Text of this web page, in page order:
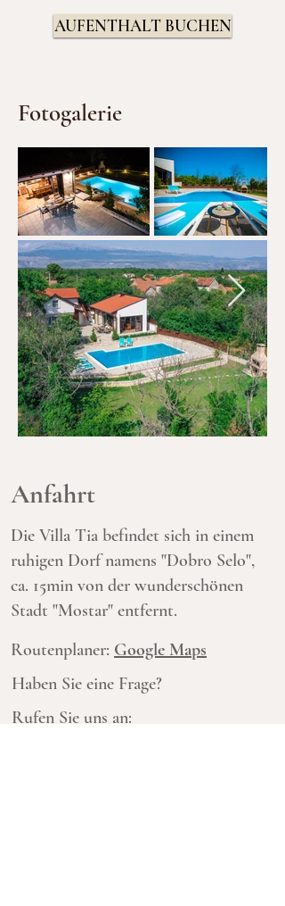
AUFENTHALT BUCHEN
Fotogalerie
Anfahrt
Die Villa Tia befindet sich in einem
ruhigen Dorf namens "Dobro Selo",
ca. 15min von der wunderschönen
Stadt "Mostar" entfernt.
Routenplaner: Google Maps
Haben Sie eine Frage?
Rufen Sie uns an: